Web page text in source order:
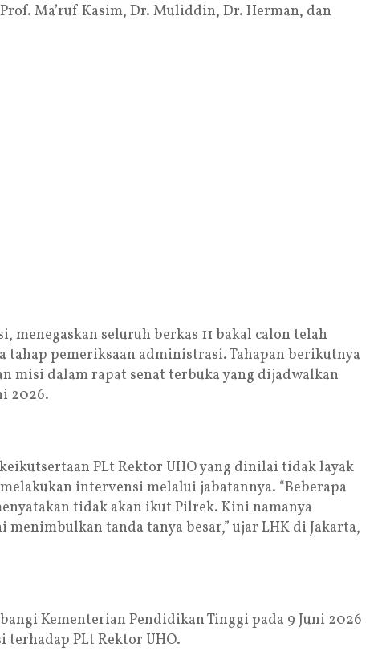
Ma’ruf Kasim, Dr. Muliddin, Dr. Herman, dan
menegaskan seluruh berkas 11 bakal calon telah
tahap pemeriksaan administrasi. Tahapan berikutnya
misi dalam rapat senat terbuka yang dijadwalkan
2026.
PLt Rektor UHO yang dinilai tidak layak
intervensi melalui jabatannya. “Beberapa
tidak akan ikut Pilrek. Kini namanya
menimbulkan tanda tanya besar,” ujar LHK di Jakarta,
Kementerian Pendidikan Tinggi pada 9 Juni 2026
terhadap PLt Rektor UHO.